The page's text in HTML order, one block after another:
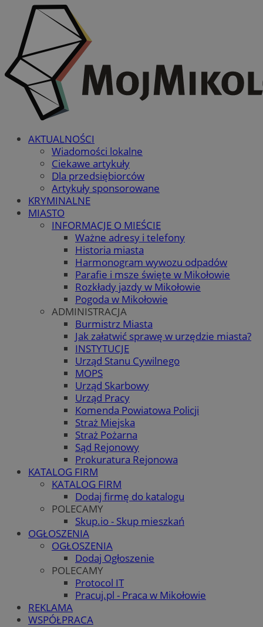
AKTUALNOŚCI
Wiadomości lokalne
Ciekawe artykuły
Dla przedsiębiorców
Artykuły sponsorowane
KRYMINALNE
MIASTO
INFORMACJE O MIEŚCIE
Ważne adresy i telefony
Historia miasta
Harmonogram wywozu odpadów
Parafie i msze święte w Mikołowie
Rozkłady jazdy w Mikołowie
Pogoda w Mikołowie
ADMINISTRACJA
Burmistrz Miasta
Jak załatwić sprawę w urzędzie miasta?
INSTYTUCJE
Urząd Stanu Cywilnego
MOPS
Urząd Skarbowy
Urząd Pracy
Komenda Powiatowa Policji
Straż Miejska
Straż Pożarna
Sąd Rejonowy
Prokuratura Rejonowa
KATALOG FIRM
KATALOG FIRM
Dodaj firmę do katalogu
POLECAMY
Skup.io - Skup mieszkań
OGŁOSZENIA
OGŁOSZENIA
Dodaj Ogłoszenie
POLECAMY
Protocol IT
Pracuj.pl - Praca w Mikołowie
REKLAMA
WSPÓŁPRACA